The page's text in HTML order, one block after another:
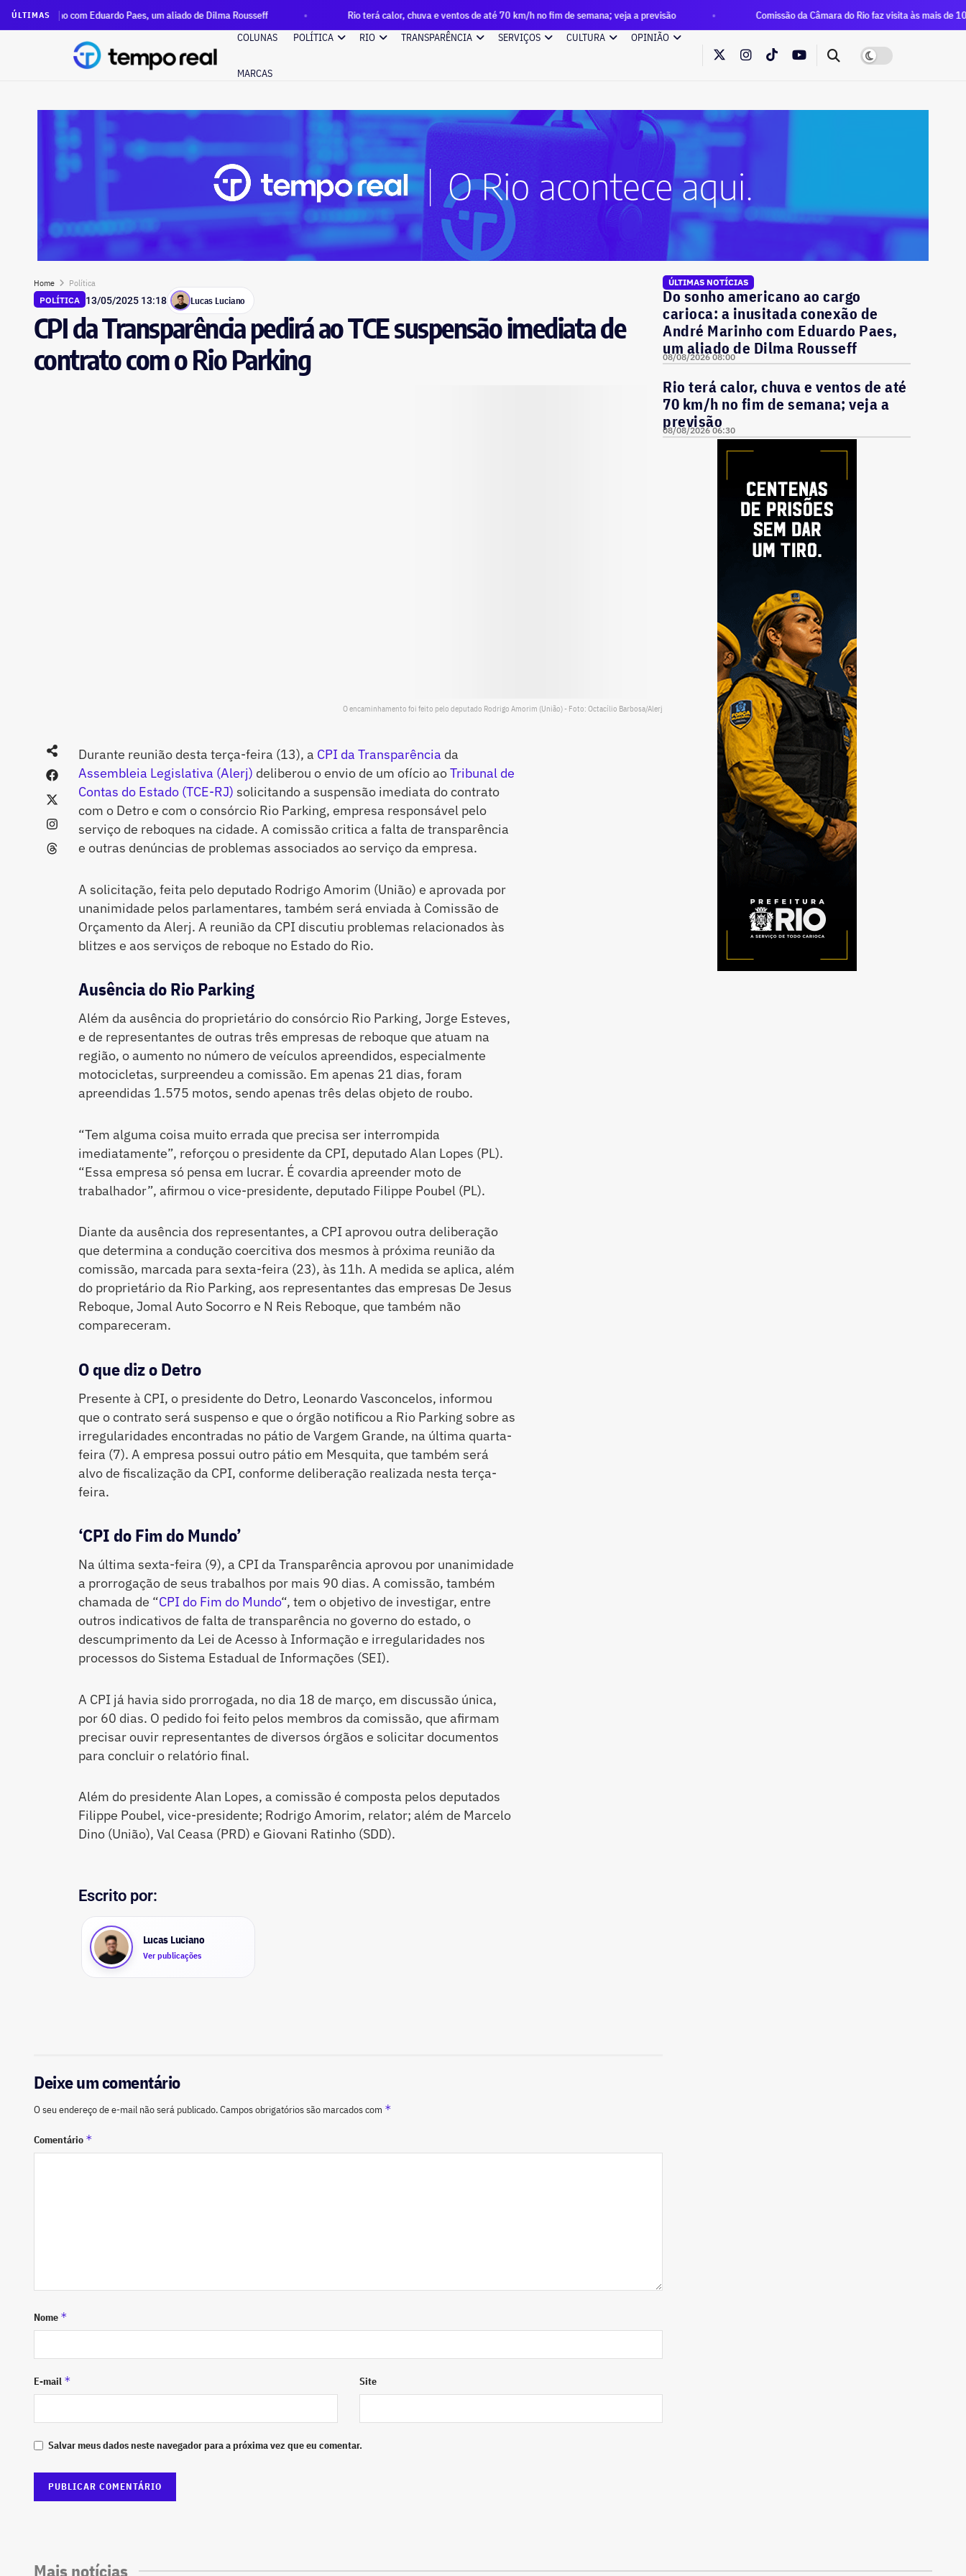
ÚLTIMAS
Eduardo Paes, um aliado de Dilma Rousseff Rio terá calor, chuva e ventos de até 70 km/h no fim de semana; veja a previsão
Comissão da Câmara do Rio faz visita às mais de 100 famílias que
COLUNAS
POLÍTICA RIO TRANSPARÊNCIA SERVIÇOS CULTURA OPINIÃO
MARCAS
Home
Política
POLÍTICA 13/05/2025 13:18 Lucas Luciano
CPI da Transparência pedirá ao TCE suspensão imediata de
contrato com o Rio Parking
O encaminhamento foi feito pelo deputado Rodrigo Amorim (União) - Foto: Octacílio Barbosa/Alerj
Durante reunião desta terça-feira (13), a CPI da Transparência da
Assembleia Legislativa (Alerj) deliberou o envio de um ofício aoTribunal de
Contas do Estado (TCE-RJ) solicitando a suspensão imediata do contrato
com o Detro e com o consórcio Rio Parking, empresa responsável pelo
serviço de reboques na cidade. A comissão critica a falta de transparência
e outras denúncias de problemas associados ao serviço da empresa.
A solicitação, feita pelo deputado Rodrigo Amorim (União) e aprovada por
unanimidade pelos parlamentares, também será enviada à Comissão de
Orçamento da Alerj. A reunião da CPI discutiu problemas relacionados às
blitzes e aos serviços de reboque no Estado do Rio.
Ausência do Rio Parking
Além da ausência do proprietário do consórcio Rio Parking, Jorge Esteves,
e de representantes de outras três empresas de reboque que atuam na
região, o aumento no número de veículos apreendidos, especialmente
motocicletas, surpreendeu a comissão. Em apenas 21 dias, foram
apreendidas 1.575 motos, sendo apenas três delas objeto de roubo.
“Tem alguma coisa muito errada que precisa ser interrompida
imediatamente”, reforçou o presidente da CPI, deputado Alan Lopes (PL).
“Essa empresa só pensa em lucrar. É covardia apreender moto de
trabalhador”, afirmou o vice-presidente, deputado Filippe Poubel (PL).
Diante da ausência dos representantes, a CPI aprovou outra deliberação
que determina a condução coercitiva dos mesmos à próxima reunião da
comissão, marcada para sexta-feira (23), às 11h. A medida se aplica, além
do proprietário da Rio Parking, aos representantes das empresas De Jesus
Reboque, Jomal Auto Socorro e N Reis Reboque, que também não
compareceram.
O que diz o Detro
Presente à CPI, o presidente do Detro, Leonardo Vasconcelos, informou
que o contrato será suspenso e que o órgão notificou a Rio Parking sobre as
irregularidades encontradas no pátio de Vargem Grande, na última quarta-
feira (7). A empresa possui outro pátio em Mesquita, que também será
alvo de fiscalização da CPI, conforme deliberação realizada nesta terça-
feira.
‘CPI do Fim do Mundo’
Na última sexta-feira (9), a CPI da Transparência aprovou por unanimidade
a prorrogação de seus trabalhos por mais 90 dias. A comissão, também
chamada de “CPI do Fim do Mundo“, tem o objetivo de investigar, entre
outros indicativos de falta de transparência no governo do estado, o
descumprimento da Lei de Acesso à Informação e irregularidades nos
processos do Sistema Estadual de Informações (SEI).
A CPI já havia sido prorrogada, no dia 18 de março, em discussão única,
por 60 dias. O pedido foi feito pelos membros da comissão, que afirmam
precisar ouvir representantes de diversos órgãos e solicitar documentos
para concluir o relatório final.
Além do presidente Alan Lopes, a comissão é composta pelos deputados
Filippe Poubel, vice-presidente; Rodrigo Amorim, relator; além de Marcelo
Dino (União), Val Ceasa (PRD) e Giovani Ratinho (SDD).
Escrito por:
Lucas Luciano
Ver publicações
ÚLTIMAS NOTÍCIAS
Do sonho americano ao cargo
carioca: a inusitada conexão de
André Marinho com Eduardo Paes,
um aliado de Dilma Rousseff
08/08/2026 08:00
Rio terá calor, chuva e ventos de até
70 km/h no fim de semana; veja a
previsão
08/08/2026 06:30
Deixe um comentário
O seu endereço de e-mail não será publicado.Campos obrigatórios são marcados com *
Comentário *
Nome *
E-mail * Site
Salvar meus dados neste navegador para a próxima vez que eu comentar.
Mais notícias